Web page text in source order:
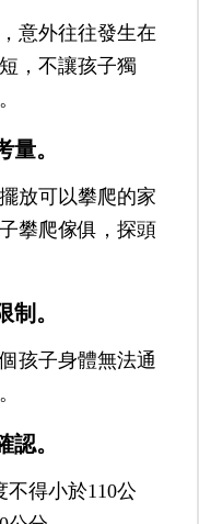
意外往往發生在
，不讓孩子獨
。
放可以攀爬的家
攀爬傢俱，探頭
。
孩子身體無法通
。
得小於110公